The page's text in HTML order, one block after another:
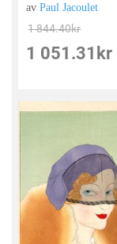
avPaul Jacoulet
1 844.40kr
1 051.31 kr